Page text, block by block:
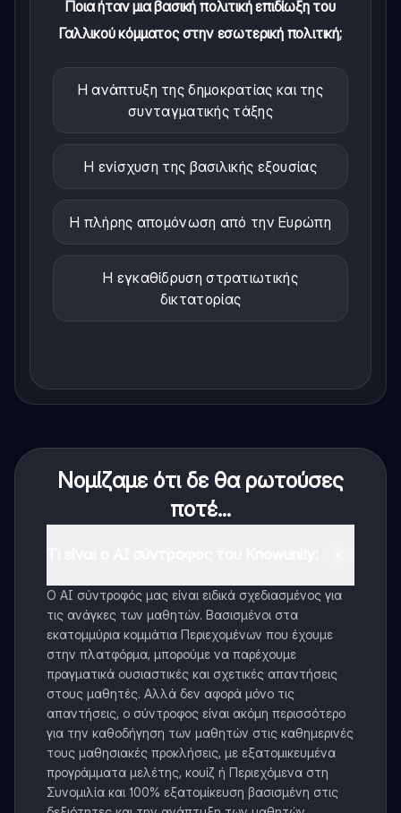
Ποια ήταν μια βασική πολιτική επιδίωξη του
Γαλλικού κόμματος στην εσωτερική πολιτική;
Η ανάπτυξη της δημοκρατίας και της
συνταγματικής τάξης
Η ενίσχυση της βασιλικής εξουσίας
Η πλήρης απομόνωση από την Ευρώπη
Η εγκαθίδρυση στρατιωτικής
δικτατορίας
Νομίζαμε ότι δε θα ρωτούσες
ποτέ...
Ο AI σύντροφός μας είναι ειδικά σχεδιασμένος για
τις ανάγκες των μαθητών. Βασισμένοι στα
εκατομμύρια κομμάτια Περιεχομένων που έχουμε
στην πλατφόρμα, μπορούμε να παρέχουμε
πραγματικά ουσιαστικές και σχετικές απαντήσεις
στους μαθητές. Αλλά δεν αφορά μόνο τις
απαντήσεις, ο σύντροφος είναι ακόμη περισσότερο
για την καθοδήγηση των μαθητών στις καθημερινές
τους μαθησιακές προκλήσεις, με εξατομικευμένα
προγράμματα μελέτης, κουίζ ή Περιεχόμενα στη
Συνομιλία και 100% εξατομίκευση βασισμένη στις